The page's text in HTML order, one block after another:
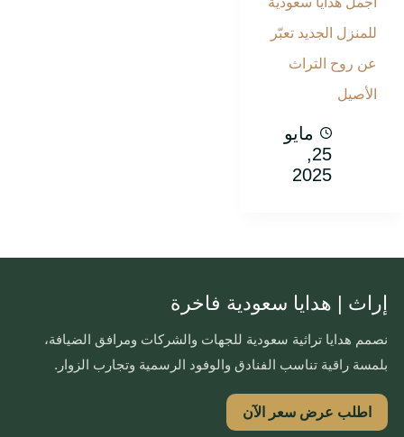
للمنزل الجديد تعبّر
عن روح التراث
الأصيل
مايو
25,
2025
إراث | هدايا سعودية فاخرة
نصمم هدايا تراثية سعودية للجهات والشركات ومرافق الضيافة،
بلمسة راقية تناسب الفنادق والوفود الرسمية وتجارب الزوار.
اطلب عرض سعر الآن